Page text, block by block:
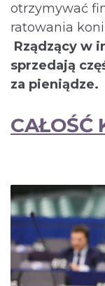
otrzymywać
ratowania
Rządzący w
sprzedają
za pieniądze.
CAŁOŚĆ